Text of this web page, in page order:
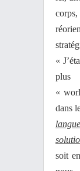
«
plus
«
dans
langue
soit